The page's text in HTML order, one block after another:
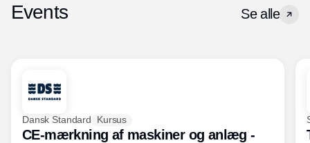
Events Se alle
Dansk Standard Kursus
CE-mærkning af maskiner og anlæg -